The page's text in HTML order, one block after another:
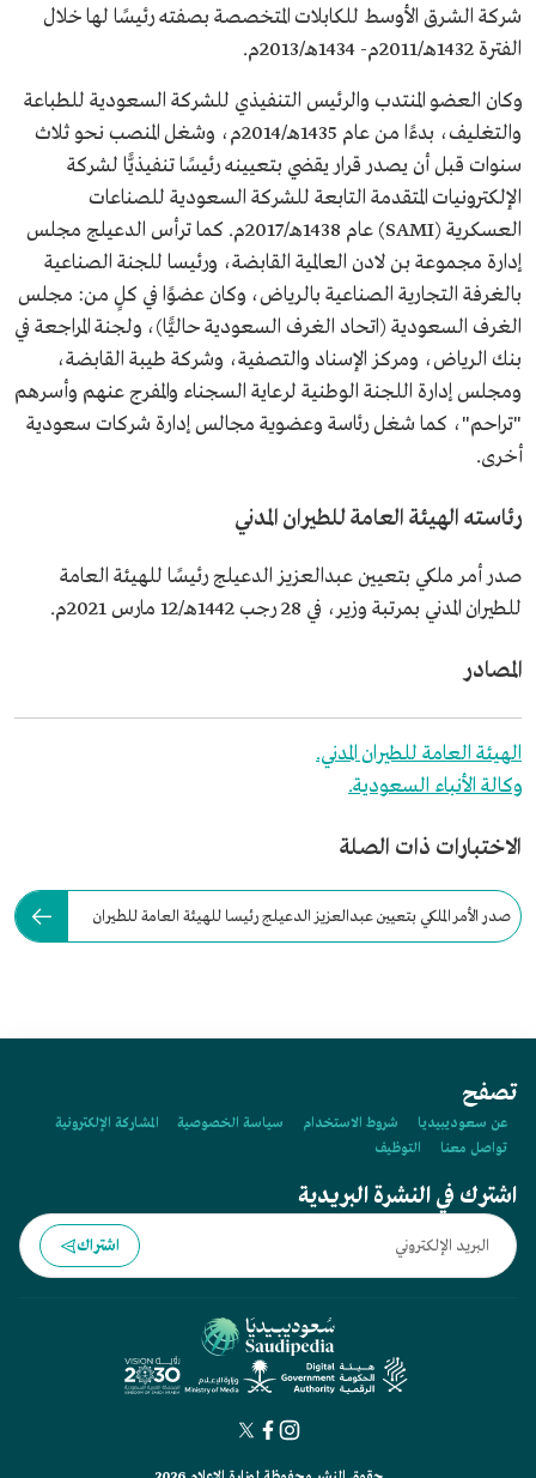
شركة الشرق الأوسط للكابلات المتخصصة بصفته رئيسًا لها خلال
الفترة 1432هـ/2011م- 1434هـ/2013م.
وكان العضو المنتدب والرئيس التنفيذي للشركة السعودية للطباعة
والتغليف، بدءًا من عام 1435هـ/2014م، وشغل المنصب نحو ثلاث
سنوات قبل أن يصدر قرار يقضي بتعيينه رئيسًا تنفيذيًّا لشركة
الإلكترونيات المتقدمة التابعة للشركة السعودية للصناعات
العسكرية (SAMI) عام 1438هـ/2017م. كما ترأس الدعيلج مجلس
إدارة مجموعة بن لادن العالمية القابضة، ورئيسا للجنة الصناعية
بالغرفة التجارية الصناعية بالرياض، وكان عضوًا في كلٍ من: مجلس
الغرف السعودية (اتحاد الغرف السعودية حاليًّا)، ولجنة المراجعة في
بنك الرياض، ومركز الإسناد والتصفية، وشركة طيبة القابضة،
ومجلس إدارة اللجنة الوطنية لرعاية السجناء والمفرج عنهم وأسرهم
"تراحم"، كما شغل رئاسة وعضوية مجالس إدارة شركات سعودية
أخرى.
رئاسته الهيئة العامة للطيران المدني
صدر أمر ملكي بتعيين عبدالعزيز الدعيلج رئيسًا للهيئة العامة
للطيران المدني بمرتبة وزير، في 28 رجب 1442هـ/12 مارس 2021م.
المصادر
الهيئة العامة للطيران المدني.
وكالة الأنباء السعودية.
الاختبارات ذات الصلة
صدر الأمر الملكي بتعيين عبدالعزيز الدعيلج رئيسا للهيئة العامة للطيران
تصفح
عن سعوديبيديا شروط الاستخدام سياسة الخصوصية
المشاركة الإلكترونية
تواصل معنا
التوظيف
اشترك في النشرة البريدية
اشتراك